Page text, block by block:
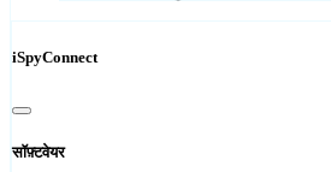
iSpyConnect
सॉफ़्टवेयर